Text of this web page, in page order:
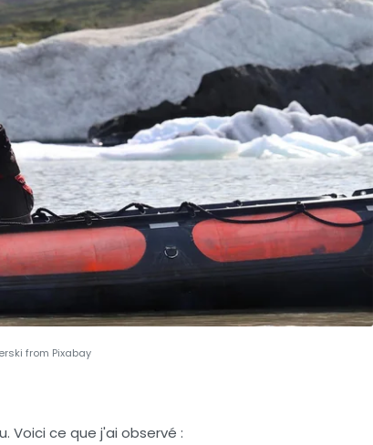
from Pixabay
Voici ce que j'ai observé :